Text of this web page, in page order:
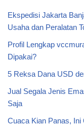
Ekspedisi Jakarta
Usaha dan Peralatan
Profil Lengkap
Dipakai?
5 Reksa Dana USD
Jual Segala Jenis
Saja
Cuaca Kian Panas, Ini